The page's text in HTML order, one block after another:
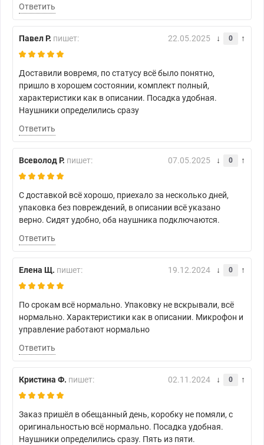
Ответить
Павел Р. пишет: 22.05.2025 0
Доставили вовремя, по статусу всё было понятно,
пришло в хорошем состоянии, комплект полный,
характеристики как в описании. Посадка удобная.
Наушники определились сразу
Ответить
Всеволод Р. пишет: 07.05.2025 0
С доставкой всё хорошо, приехало за несколько дней,
упаковка без повреждений, в описании всё указано
верно. Сидят удобно, оба наушника подключаются.
Ответить
Елена Щ. пишет: 19.12.2024 0
По срокам всё нормально. Упаковку не вскрывали, всё
нормально. Характеристики как в описании. Микрофон и
управление работают нормально
Ответить
Кристина Ф. пишет: 02.11.2024 0
Заказ пришёл в обещанный день, коробку не помяли, с
оригинальностью всё нормально. Посадка удобная.
Наушники определились сразу. Пять из пяти.